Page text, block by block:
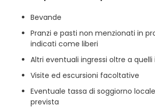
Bevande
Pranzi e pasti non menzionati in
indicati come liberi
Altri eventuali ingressi oltre a quelli
Visite ed escursioni facoltative
Eventuale tassa di soggiorno
prevista